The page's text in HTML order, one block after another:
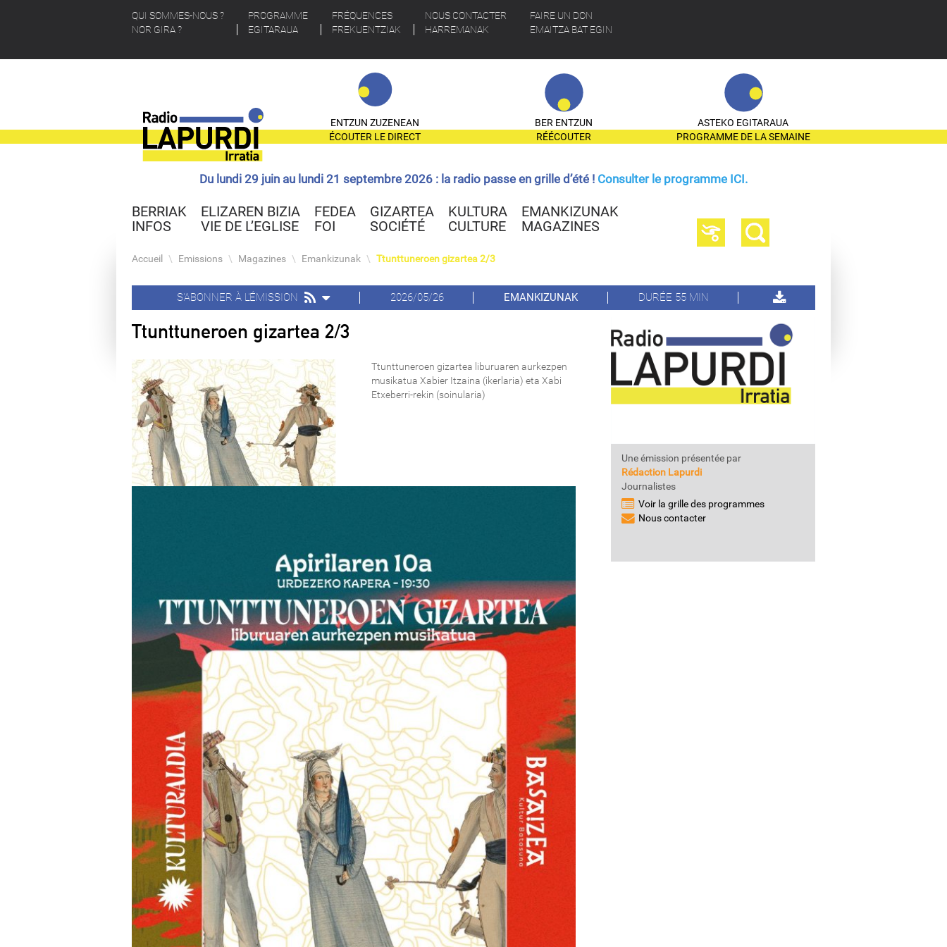
QUI SOMMES-NOUS ?
NOR GIRA ?
PROGRAMME
EGITARAUA
FRÉQUENCES
FREKUENTZIAK
NOUS CONTACTER
HARREMANAK
FAIRE UN DON
EMAITZA BAT EGIN
ENTZUN ZUZENEAN
ÉCOUTER LE DIRECT
BER ENTZUN
RÉÉCOUTER
ASTEKO EGITARAUA
PROGRAMME DE LA SEMAINE
Du lundi 29 juin au lundi 21 septembre 2026 : la radio passe en grille d’été ! Consulter le programme ICI.
BERRIAK
INFOS
ELIZAREN BIZIA
VIE DE L’EGLISE
FEDEA
FOI
GIZARTEA
SOCIÉTÉ
KULTURA
CULTURE
EMANKIZUNAK
MAGAZINES
Accueil \ Emissions \ Magazines \ Emankizunak \ Ttunttuneroen gizartea 2/3
S'ABONNER À L'ÉMISSION 2026/05/26 EMANKIZUNAK DURÉE 55 MIN
Ttunttuneroen gizartea 2/3
Ttunttuneroen gizartea liburuaren aurkezpen
musikatua Xabier Itzaina (ikerlaria) eta Xabi
Etxeberri-rekin (soinularia)
Une émission présentée par
Rédaction Lapurdi
Journalistes
Voir la grille des programmes
Nous contacter